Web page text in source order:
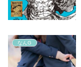
なんG